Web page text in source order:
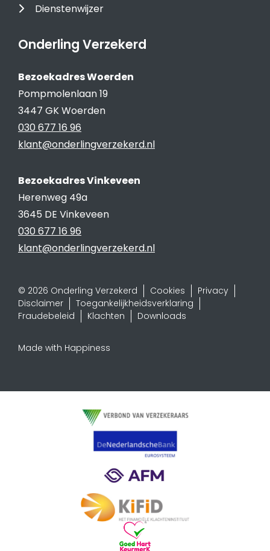
Dienstenwijzer
Onderling Verzekerd
Bezoekadres Woerden
Pompmolenlaan 19
3447 GK Woerden
030 677 16 96
klant@onderlingverzekerd.nl
Bezoekadres Vinkeveen
Herenweg 49a
3645 DE Vinkeveen
030 677 16 96
klant@onderlingverzekerd.nl
© 2026 Onderling Verzekerd Cookies
Privacy
Disclaimer
Toegankelijkheidsverklaring
Fraudebeleid
Klachten Downloads
Made with Happiness